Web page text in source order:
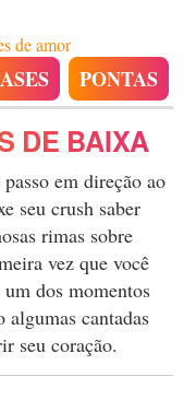
de amor
PONTAS
DE BAIXA
em direção ao
seu crush saber
rimas sobre
vez que você
dos momentos
cantadas
seu coração.